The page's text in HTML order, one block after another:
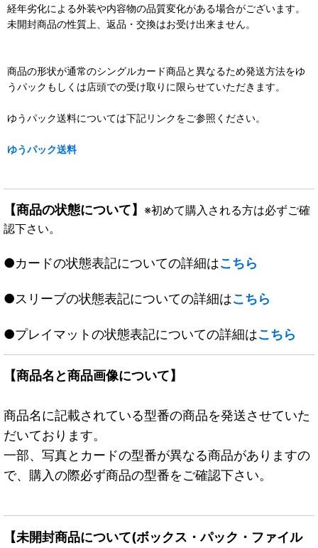
経年劣化による外装や内容物の品質変化がある場合がございます。
未開封商品の性質上、返品・交換はお受け出来ません。
商品の形状が通常のシングルカード商品と異なるため発送方法をゆ
うパックもしくは店頭での受け取りに限らせていただきます。
ゆうパック送料については下記リンクをご参照ください。
ゆうパック送料
【商品の状態について】 ※初めて購入される方は必ずご確
認下さい。
●カードの状態表記についての詳細はこちら
●スリーブの状態表記についての詳細はこちら
●プレイマットの状態表記についての詳細はこちら
【商品名と商品画像について】
商品名に記載されている型番の商品を発送させていた
だいております。
一部、写真とカードの型番が異なる商品がありますの
で、購入の際必ず商品の型番をご確認下さい。
【未開封商品について(ボックス・パック・ファイル